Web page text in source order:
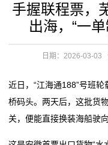
以质量为翼 绘
年轻人成为“春
年轻人成为“春
2026委员通道
国统一大市场
单芯片城市
手握联程票，芜
物流到底有多快
以质量为翼 绘
年轻人成为“春
一把爱心剪，理
2026委员通道丨
手握联程票，
出海，“一
日期：2026-03-03
近日，“江海通188”号班
桥码头。两天后，这批货
关，便能直接换装海船驶向